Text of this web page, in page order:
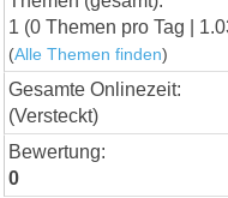
1 (0 Themen pro Tag |
(Alle Themen finden)
Gesamte Onlinezeit:
(Versteckt)
Bewertung:
0